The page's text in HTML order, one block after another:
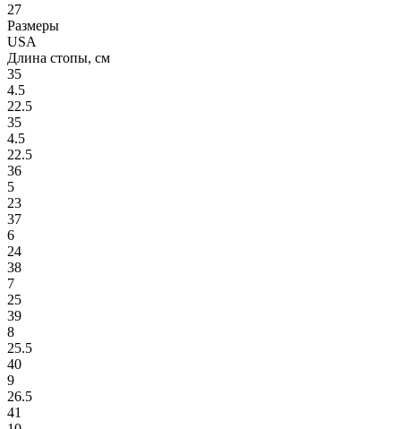
27
Размеры
USA
Длина стопы, см
35
4.5
22.5
35
4.5
22.5
36
5
23
37
6
24
38
7
25
39
8
25.5
40
9
26.5
41